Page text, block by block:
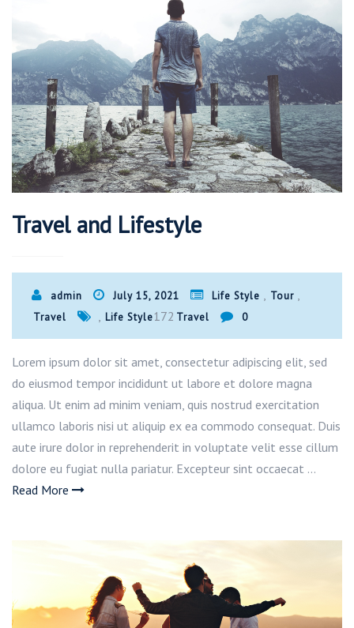
Travel and Lifestyle
admin July 15, 2021 Life Style , Tour ,
Travel , Life Style172 Travel 0
Lorem ipsum dolor sit amet, consectetur adipiscing elit, sed
do eiusmod tempor incididunt ut labore et dolore magna
aliqua. Ut enim ad minim veniam, quis nostrud exercitation
ullamco laboris nisi ut aliquip ex ea commodo consequat. Duis
aute irure dolor in reprehenderit in voluptate velit esse cillum
dolore eu fugiat nulla pariatur. Excepteur sint occaecat …
Read More